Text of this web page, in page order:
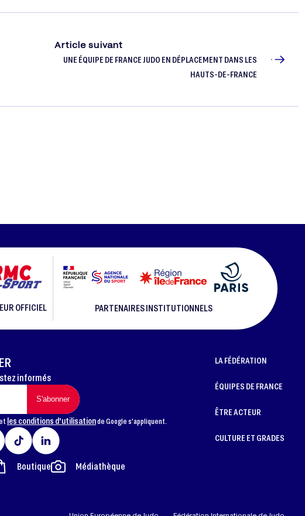
Article suivant
UNE ÉQUIPE DE FRANCE JUDO EN DÉPLACEMENT DANS LES
HAUTS-DE-FRANCE
OFFICIEL PARTENAIRES INSTITUTIONNELS
informés
les conditions d'utilisationde Google s'appliquent.
Boutique Médiathèque
LA FÉDÉRATION
ÉQUIPES DE FRANCE
ÊTRE ACTEUR
CULTURE ET GRADES